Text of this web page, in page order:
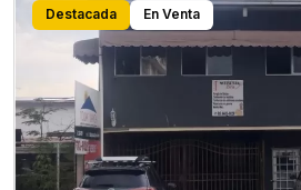
Destacada En Venta